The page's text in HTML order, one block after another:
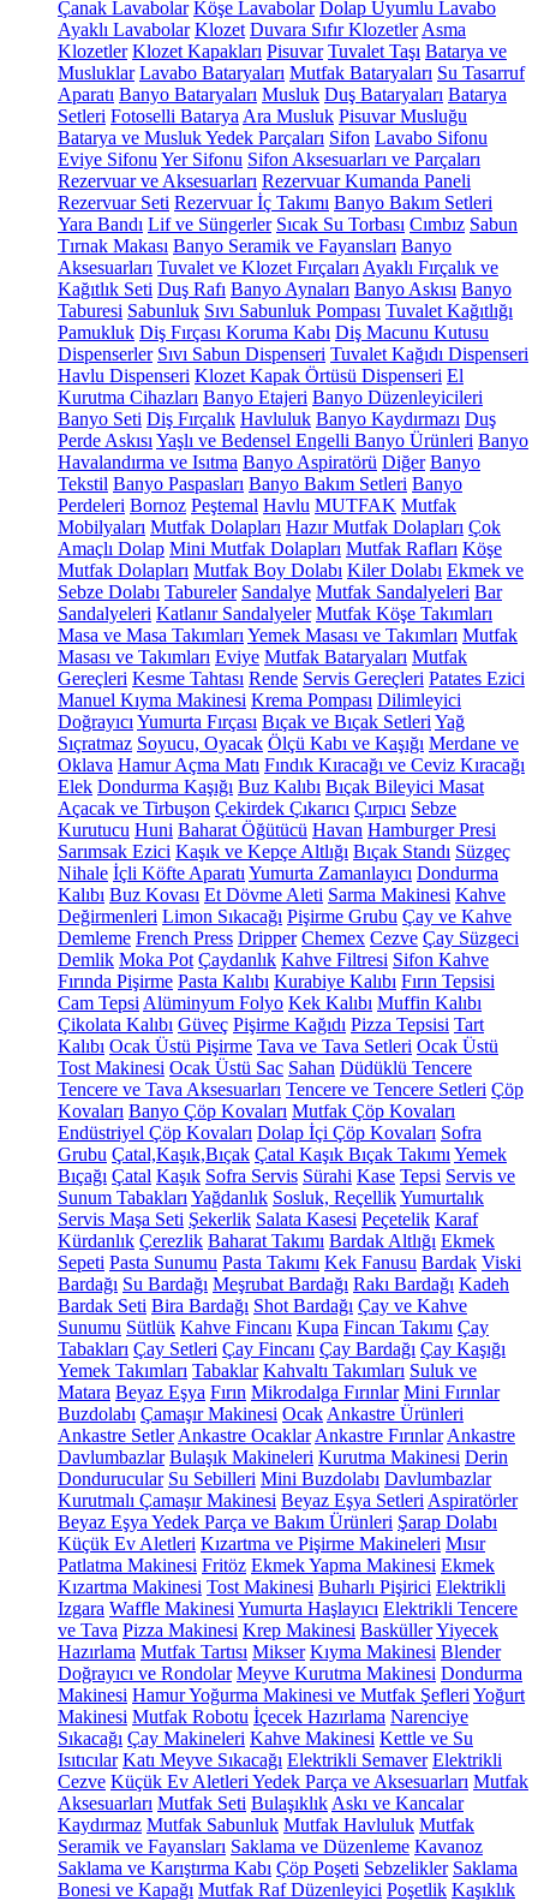
Çanak Lavabolar Köşe Lavabolar Dolap Uyumlu Lavabo
Ayaklı Lavabolar Klozet Duvara Sıfır Klozetler Asma
Klozetler Klozet Kapakları Pisuvar Tuvalet Taşı Batarya ve
Musluklar Lavabo Bataryaları Mutfak Bataryaları Su Tasarruf
Aparatı Banyo Bataryaları Musluk Duş Bataryaları Batarya
Setleri Fotoselli Batarya Ara Musluk Pisuvar Musluğu
Batarya ve Musluk Yedek Parçaları Sifon Lavabo Sifonu
Eviye Sifonu Yer Sifonu Sifon Aksesuarları ve Parçaları
Rezervuar ve Aksesuarları Rezervuar Kumanda Paneli
Rezervuar Seti Rezervuar İç Takımı Banyo Bakım Setleri
Yara Bandı Lif ve Süngerler Sıcak Su Torbası Cımbız Sabun
Tırnak Makası Banyo Seramik ve Fayansları Banyo
Aksesuarları Tuvalet ve Klozet Fırçaları Ayaklı Fırçalık ve
Kağıtlık Seti Duş Rafı Banyo Aynaları Banyo Askısı Banyo
Taburesi Sabunluk Sıvı Sabunluk Pompası Tuvalet Kağıtlığı
Pamukluk Diş Fırçası Koruma Kabı Diş Macunu Kutusu
Dispenserler Sıvı Sabun Dispenseri Tuvalet Kağıdı Dispenseri
Havlu Dispenseri Klozet Kapak Örtüsü Dispenseri El
Kurutma Cihazları Banyo Etajeri Banyo Düzenleyicileri
Banyo Seti Diş Fırçalık Havluluk Banyo Kaydırmazı Duş
Perde Askısı Yaşlı ve Bedensel Engelli Banyo Ürünleri Banyo
Havalandırma ve Isıtma Banyo Aspiratörü Diğer Banyo
Tekstil Banyo Paspasları Banyo Bakım Setleri Banyo
Perdeleri Bornoz Peştemal Havlu MUTFAK Mutfak
Mobilyaları Mutfak Dolapları Hazır Mutfak Dolapları Çok
Amaçlı Dolap Mini Mutfak Dolapları Mutfak Rafları Köşe
Mutfak Dolapları Mutfak Boy Dolabı Kiler Dolabı Ekmek ve
Sebze Dolabı Tabureler Sandalye Mutfak Sandalyeleri Bar
Sandalyeleri Katlanır Sandalyeler Mutfak Köşe Takımları
Masa ve Masa Takımları Yemek Masası ve Takımları Mutfak
Masası ve Takımları Eviye Mutfak Bataryaları Mutfak
Gereçleri Kesme Tahtası Rende Servis Gereçleri Patates Ezici
Manuel Kıyma Makinesi Krema Pompası Dilimleyici
Doğrayıcı Yumurta Fırçası Bıçak ve Bıçak Setleri Yağ
Sıçratmaz Soyucu, Oyacak Ölçü Kabı ve Kaşığı Merdane ve
Oklava Hamur Açma Matı Fındık Kıracağı ve Ceviz Kıracağı
Elek Dondurma Kaşığı Buz Kalıbı Bıçak Bileyici Masat
Açacak ve Tirbuşon Çekirdek Çıkarıcı Çırpıcı Sebze
Kurutucu Huni Baharat Öğütücü Havan Hamburger Presi
Sarımsak Ezici Kaşık ve Kepçe Altlığı Bıçak Standı Süzgeç
Nihale İçli Köfte Aparatı Yumurta Zamanlayıcı Dondurma
Kalıbı Buz Kovası Et Dövme Aleti Sarma Makinesi Kahve
Değirmenleri Limon Sıkacağı Pişirme Grubu Çay ve Kahve
Demleme French Press Dripper Chemex Cezve Çay Süzgeci
Demlik Moka Pot Çaydanlık Kahve Filtresi Sifon Kahve
Fırında Pişirme Pasta Kalıbı Kurabiye Kalıbı Fırın Tepsisi
Cam Tepsi Alüminyum Folyo Kek Kalıbı Muffin Kalıbı
Çikolata Kalıbı Güveç Pişirme Kağıdı Pizza Tepsisi Tart
Kalıbı Ocak Üstü Pişirme Tava ve Tava Setleri Ocak Üstü
Tost Makinesi Ocak Üstü Sac Sahan Düdüklü Tencere
Tencere ve Tava Aksesuarları Tencere ve Tencere Setleri Çöp
Kovaları Banyo Çöp Kovaları Mutfak Çöp Kovaları
Endüstriyel Çöp Kovaları Dolap İçi Çöp Kovaları Sofra
Grubu Çatal,Kaşık,Bıçak Çatal Kaşık Bıçak Takımı Yemek
Bıçağı Çatal Kaşık Sofra Servis Sürahi Kase Tepsi Servis ve
Sunum Tabakları Yağdanlık Sosluk, ReçellikYumurtalık
Servis Maşa Seti Şekerlik Salata Kasesi Peçetelik Karaf
Kürdanlık Çerezlik Baharat Takımı Bardak Altlığı Ekmek
Sepeti Pasta Sunumu Pasta Takımı Kek Fanusu Bardak Viski
Bardağı Su Bardağı Meşrubat Bardağı Rakı Bardağı Kadeh
Bardak Seti Bira Bardağı Shot Bardağı Çay ve Kahve
Sunumu Sütlük Kahve Fincanı Kupa Fincan Takımı Çay
Tabakları Çay Setleri Çay Fincanı Çay Bardağı Çay Kaşığı
Yemek Takımları Tabaklar Kahvaltı Takımları Suluk ve
Matara Beyaz Eşya Fırın Mikrodalga Fırınlar Mini Fırınlar
Buzdolabı Çamaşır Makinesi Ocak Ankastre Ürünleri
Ankastre Setler Ankastre Ocaklar Ankastre Fırınlar Ankastre
Davlumbazlar Bulaşık Makineleri Kurutma Makinesi Derin
Dondurucular Su Sebilleri Mini Buzdolabı Davlumbazlar
Kurutmalı Çamaşır Makinesi Beyaz Eşya Setleri Aspiratörler
Beyaz Eşya Yedek Parça ve Bakım Ürünleri Şarap Dolabı
Küçük Ev Aletleri Kızartma ve Pişirme Makineleri Mısır
Patlatma Makinesi Fritöz Ekmek Yapma Makinesi Ekmek
Kızartma Makinesi Tost Makinesi Buharlı Pişirici Elektrikli
Izgara Waffle Makinesi Yumurta Haşlayıcı Elektrikli Tencere
ve Tava Pizza Makinesi Krep Makinesi BasküllerYiyecek
Hazırlama Mutfak Tartısı Mikser Kıyma Makinesi Blender
Doğrayıcı ve Rondolar Meyve Kurutma Makinesi Dondurma
Makinesi Hamur Yoğurma Makinesi ve Mutfak Şefleri Yoğurt
Makinesi Mutfak Robotu İçecek Hazırlama Narenciye
Sıkacağı Çay Makineleri Kahve Makinesi Kettle ve Su
Isıtıcılar Katı Meyve Sıkacağı Elektrikli Semaver Elektrikli
Cezve Küçük Ev Aletleri Yedek Parça ve Aksesuarları Mutfak
Aksesuarları Mutfak Seti Bulaşıklık Askı ve Kancalar
Kaydırmaz Mutfak Sabunluk Mutfak Havluluk Mutfak
Seramik ve Fayansları Saklama ve Düzenleme Kavanoz
Saklama ve Karıştırma Kabı Çöp Poşeti Sebzelikler Saklama
Bonesi ve Kapağı Mutfak Raf Düzenleyici Poşetlik Kaşıklık